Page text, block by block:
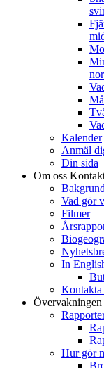
Kalender
Anmäl
Din sida
Om oss
Bakgrund
Vad gör
Filmer
In
Kontakta
Övervakningen
Hur gör